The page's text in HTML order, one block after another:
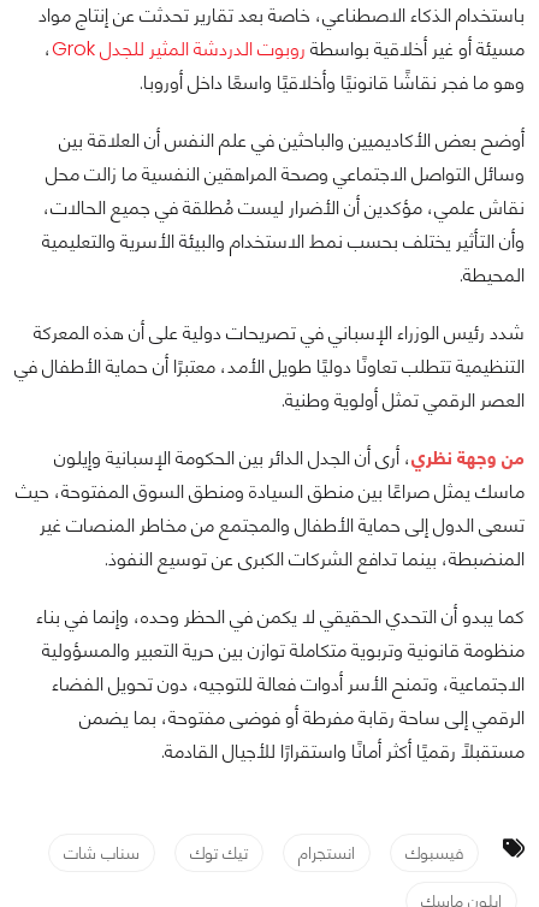
باستخدام الذكاء الاصطناعي، خاصة بعد تقارير تحدثت عن إنتاج مواد
مسيئة أو غير أخلاقية بواسطة روبوت الدردشة المثير للجدل Grok
،
وهو ما فجر نقاشًا قانونيًا وأخلاقيًا واسعًا داخل أوروبا.
أوضح بعض الأكاديميين والباحثين في علم النفس أن العلاقة بين
وسائل التواصل الاجتماعي وصحة المراهقين النفسية ما زالت محل
نقاش علمي، مؤكدين أن الأضرار ليست مُطلقة في جميع الحالات،
وأن التأثير يختلف بحسب نمط الاستخدام والبيئة الأسرية والتعليمية
المحيطة.
شدد رئيس الوزراء الإسباني في تصريحات دولية على أن هذه المعركة
التنظيمية تتطلب تعاونًا دوليًا طويل الأمد، معتبرًا أن حماية الأطفال في
العصر الرقمي تمثل أولوية وطنية.
من وجهة نظري، أرى أن الجدل الدائر بين الحكومة الإسبانية وإيلون
ماسك يمثل صراعًا بين منطق السيادة ومنطق السوق المفتوحة، حيث
تسعى الدول إلى حماية الأطفال والمجتمع من مخاطر المنصات غير
المنضبطة، بينما تدافع الشركات الكبرى عن توسيع النفوذ.
كما يبدو أن التحدي الحقيقي لا يكمن في الحظر وحده، وإنما في بناء
منظومة قانونية وتربوية متكاملة توازن بين حرية التعبير والمسؤولية
الاجتماعية، وتمنح الأسر أدوات فعالة للتوجيه، دون تحويل الفضاء
الرقمي إلى ساحة رقابة مفرطة أو فوضى مفتوحة، بما يضمن
مستقبلًا رقميًا أكثر أمانًا واستقرارًا للأجيال القادمة.
فيسبوك انستجرام تيك توك
سناب شات
إيلون ماسك